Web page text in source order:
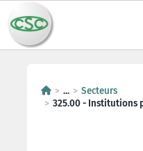
...
Secteurs
325.00 - Institutions